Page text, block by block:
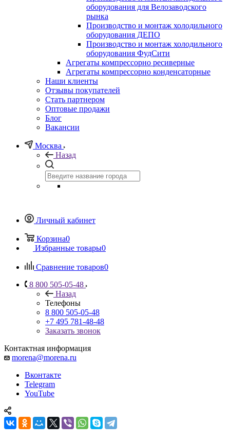
оборудования для Велозаводского
рынка
Производство и монтаж холодильного
оборудования ДЕПО
Производство и монтаж холодильного
оборудования ФудСити
Агрегаты компрессорно ресиверные
Агрегаты компрессорно конденсаторные
Наши клиенты
Отзывы покупателей
Стать партнером
Оптовые продажи
Блог
Вакансии
Москва
Назад
Личный кабинет
Корзина0
Избранные товары0
Сравнение товаров0
8 800 505-05-48
Назад
Телефоны
8 800 505-05-48
+7 495 781-48-48
Заказать звонок
Контактная информация
morena@morena.ru
Вконтакте
Telegram
YouTube